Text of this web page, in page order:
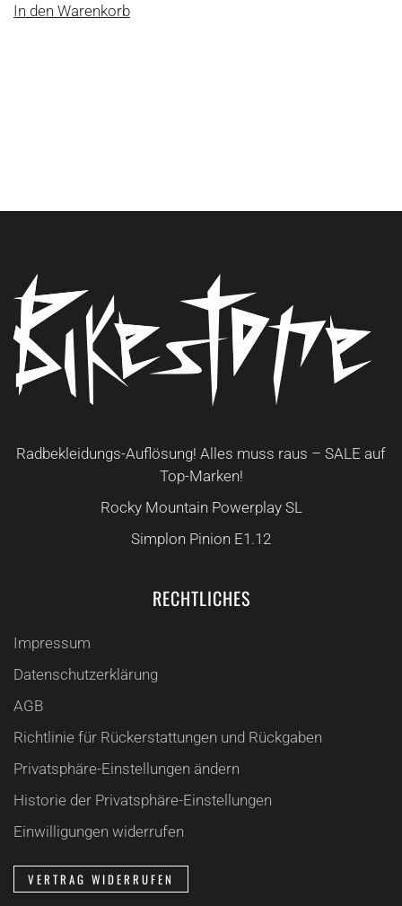
In den Warenkorb
Radbekleidungs-Auflösung! Alles muss raus – SALE auf
Top-Marken!
Rocky Mountain Powerplay SL
Simplon Pinion E1.12
RECHTLICHES
Impressum
Datenschutzerklärung
AGB
Richtlinie für Rückerstattungen und Rückgaben
Privatsphäre-Einstellungen ändern
Historie der Privatsphäre-Einstellungen
Einwilligungen widerrufen
VERTRAG WIDERRUFEN